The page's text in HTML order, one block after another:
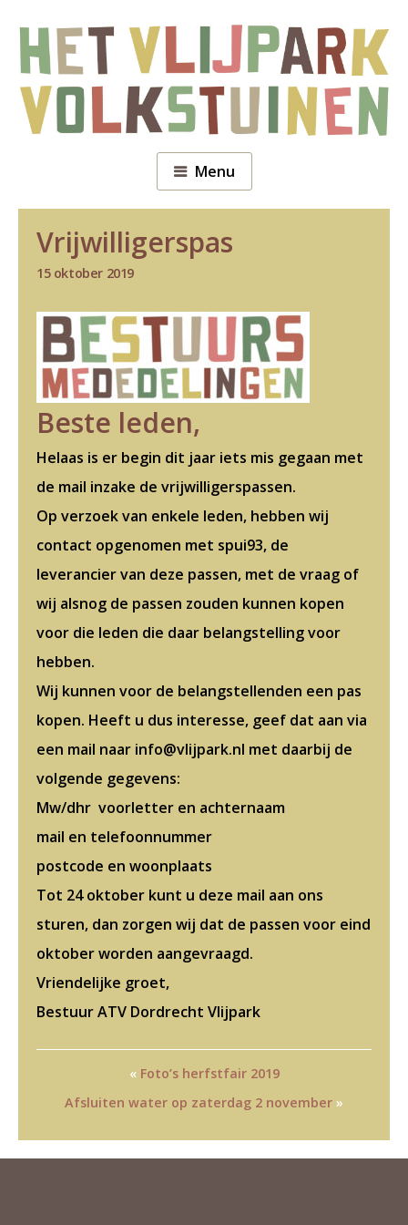
Menu
Vrijwilligerspas
15 oktober 2019
Beste leden,
Helaas is er begin dit jaar iets mis gegaan met
de mail inzake de vrijwilligerspassen.
Op verzoek van enkele leden, hebben wij
contact opgenomen met spui93, de
leverancier van deze passen, met de vraag of
wij alsnog de passen zouden kunnen kopen
voor die leden die daar belangstelling voor
hebben.
Wij kunnen voor de belangstellenden een pas
kopen. Heeft u dus interesse, geef dat aan via
een mail naar info@vlijpark.nl met daarbij de
volgende gegevens:
Mw/dhr voorletter en achternaam
mail en telefoonnummer
postcode en woonplaats
Tot 24 oktober kunt u deze mail aan ons
sturen, dan zorgen wij dat de passen voor eind
oktober worden aangevraagd.
Vriendelijke groet,
Bestuur ATV Dordrecht Vlijpark
« Foto’s herfstfair 2019
Afsluiten water op zaterdag 2 november »